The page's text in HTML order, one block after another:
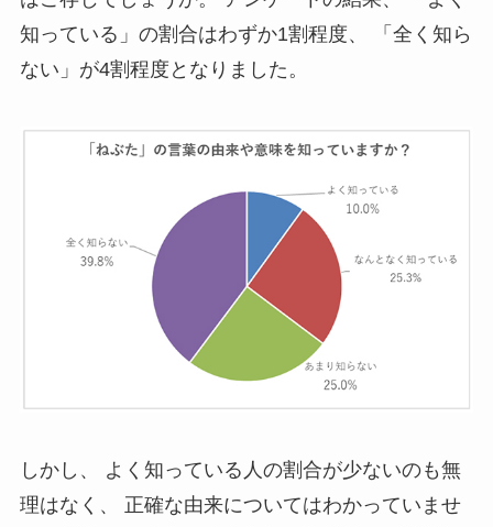
知っている」の割合はわずか1割程度、 「全く知ら
ない」が4割程度となりました。
しかし、 よく知っている人の割合が少ないのも無
理はなく、 正確な由来についてはわかっていませ